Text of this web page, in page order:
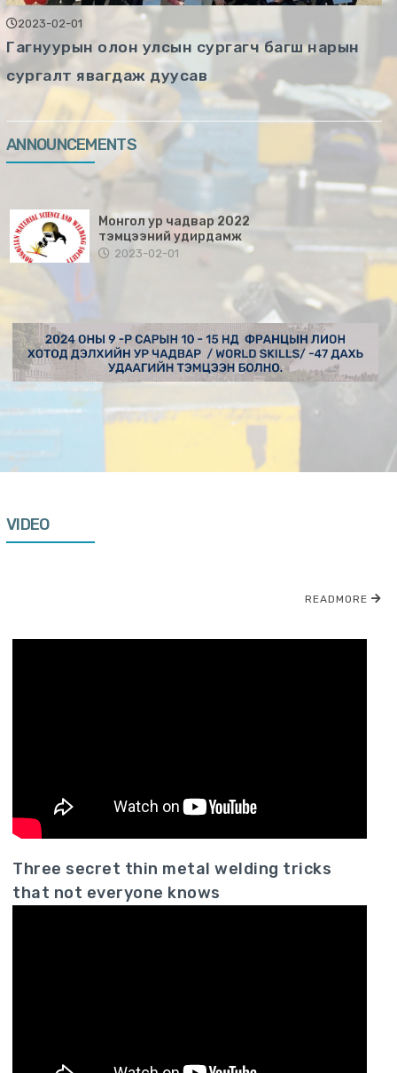
2023-02-01
Гагнуурын олон улсын сургагч багш нарын
сургалт явагдаж дуусав
ANNOUNCEMENTS
Монгол ур чадвар 2022
тэмцээний удирдамж
2023-02-01
VIDEO
READMORE
Three secret thin metal welding tricks
that not everyone knows